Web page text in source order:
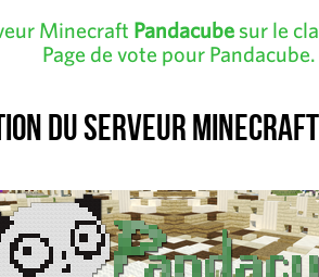
Minecraft Pandacubesur le
Page de vote pour Pandacube.
du serveur Minecraft